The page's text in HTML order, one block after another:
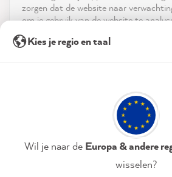
zorgen dat de website naar
om je gebruik van de website te
advertenties aan te bieden via de
akkoord (op elk moment herroepbaar)
Privacybeleid Colofon
Verified Customer
The color selection is
convincingly what you
your own four walls. I also
of the colors is very good.
reductions in price.
Yes
Twitter
Kies je regio en taal
Wil je naar de Europa & andere
wisselen?